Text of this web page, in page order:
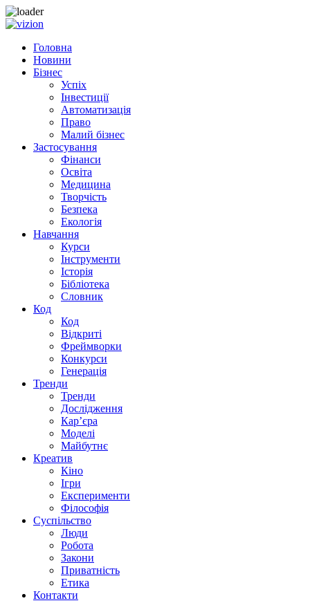
Skip to content
Головна
Новини
Бізнес
Успіх
Інвестиції
Автоматизація
Право
Малий бізнес
Застосування
Фінанси
Освіта
Медицина
Творчість
Безпека
Екологія
Навчання
Курси
Інструменти
Історія
Бібліотека
Словник
Код
Код
Відкриті
Фреймворки
Конкурси
Генерація
Тренди
Тренди
Дослідження
Кар’єра
Моделі
Майбутнє
Креатив
Кіно
Ігри
Експерименти
Філософія
Суспільство
Люди
Робота
Закони
Приватність
Етика
Контакти